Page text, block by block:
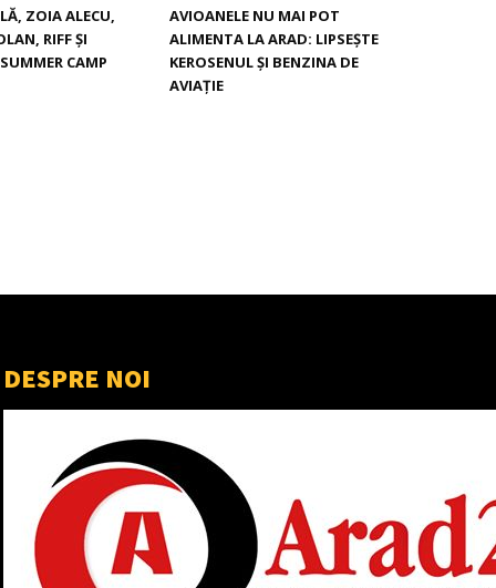
ZOIA ALECU,
RIFF ȘI
CAMP
AVIOANELE NU MAI POT
ALIMENTA LA ARAD: LIPSEȘTE
KEROSENUL ȘI BENZINA DE
AVIAȚIE
DESPRE NOI